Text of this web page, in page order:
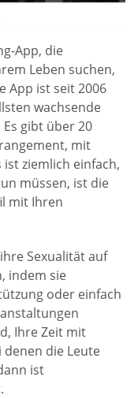
App, die
Leben suchen,
App ist seit 2006
wachsende
gibt über 20
mit
ziemlich einfach,
müssen, ist die
mit Ihren
Sexualität auf
indem sie
oder einfach
Ihre Zeit mit
denen die Leute
ist